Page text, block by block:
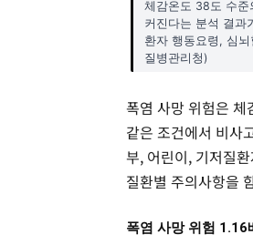
체감온도 38도 수준
커진다는 분석 결과
환자 행동요령, 심
질병관리청)
폭염 사망 위험은
같은 조건에서 비사
부, 어린이, 기저질
질환별 주의사항을
폭염 사망 위험 1.16